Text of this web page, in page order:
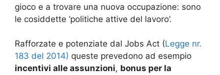
gioco e a trovare una nuova occupazione: sono
le cosiddette ‘politiche attive del lavoro’.
Rafforzate e potenziate dal Jobs Act (Legge nr.
183 del 2014) queste prevedono ad esempio
incentivi alle assunzioni, bonus per la